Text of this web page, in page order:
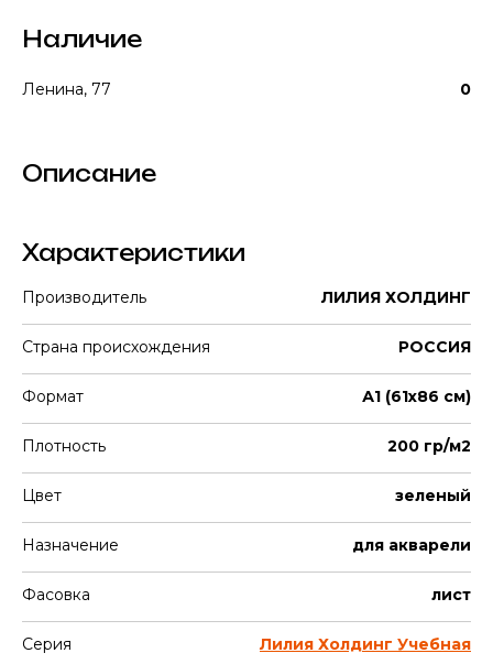
Наличие
Ленина, 77 0
Описание
Характеристики
Производитель ЛИЛИЯ ХОЛДИНГ
Страна происхождения РОССИЯ
Формат А1 (61х86 см)
Плотность 200 гр/м2
Цвет зеленый
Назначение для акварели
Фасовка лист
Серия Лилия Холдинг Учебная